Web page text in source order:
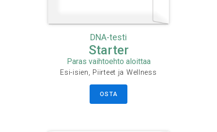
DNA-testi
Starter
Paras vaihtoehto aloittaa
Esi-isien, Piirteet ja Wellness
OSTA